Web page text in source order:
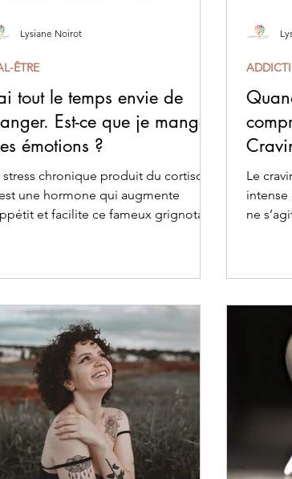
tout le temps envie de
Est-ce que je mange
émotions ?
stress chronique produit du cortisol.
une hormone qui augmente
et facilite ce fameux grignotage
ÊTRE
Lysiane Noirot
Le
intense
ne